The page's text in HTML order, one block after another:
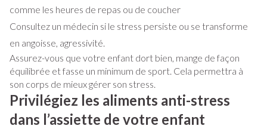
comme les heures de repas ou de coucher
Consultez un médecin si le stress persiste ou se transforme
en angoisse, agressivité.
Assurez-vous que votre enfant dort bien, mange de façon
équilibrée et fasse un minimum de sport. Cela permettra à
son corps de mieux gérer son stress.
Privilégiez les aliments anti-stress
dans l’assiette de votre enfant